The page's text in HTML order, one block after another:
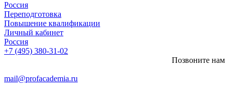
Россия
Переподготовка
Повышение квалификации
Личный кабинет
Россия
+7 (495) 380-31-02
Позвоните нам
mail@profacademia.ru